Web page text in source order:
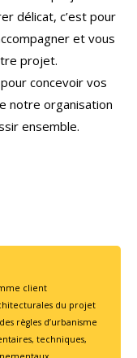
délicat, c’est pour
et vous
projet.
concevoir vos
notre organisation
ensemble.
client
du projet
règles d’urbanisme
techniques,